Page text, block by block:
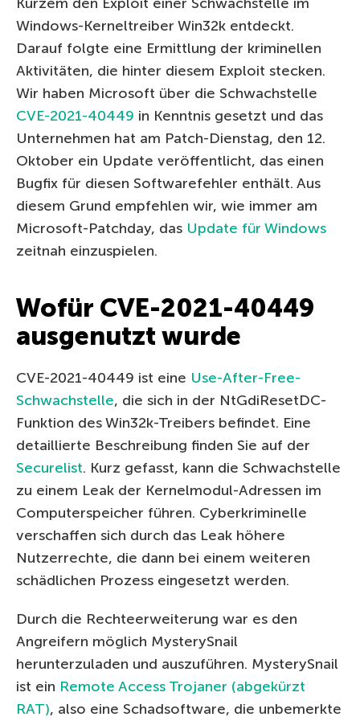
Windows-Kerneltreiber Win32k entdeckt.
Darauf folgte eine Ermittlung der kriminellen
Aktivitäten, die hinter diesem Exploit stecken.
Wir haben Microsoft über die Schwachstelle
CVE-2021-40449 in Kenntnis gesetzt und das
Unternehmen hat am Patch-Dienstag, den 12.
Oktober ein Update veröffentlicht, das einen
Bugfix für diesen Softwarefehler enthält. Aus
diesem Grund empfehlen wir, wie immer am
Microsoft-Patchday, das Update für Windows
zeitnah einzuspielen.
Wofür CVE-2021-40449
ausgenutzt wurde
CVE-2021-40449 ist eine Use-After-Free-
Schwachstelle, die sich in der NtGdiResetDC-
Funktion des Win32k-Treibers befindet. Eine
detaillierte Beschreibung finden Sie auf der
Securelist. Kurz gefasst, kann die Schwachstelle
zu einem Leak der Kernelmodul-Adressen im
Computerspeicher führen. Cyberkriminelle
verschaffen sich durch das Leak höhere
Nutzerrechte, die dann bei einem weiteren
schädlichen Prozess eingesetzt werden.
Durch die Rechteerweiterung war es den
Angreifern möglich MysterySnail
herunterzuladen und auszuführen. MysterySnail
ist ein Remote Access Trojaner (abgekürzt
RAT), also eine Schadsoftware, die unbemerkte